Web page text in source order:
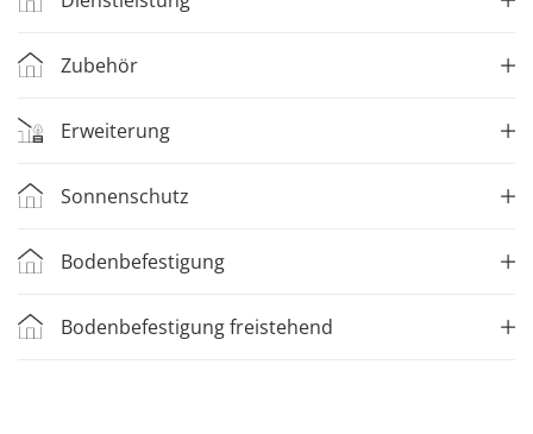
Zubehör
Erweiterung
Sonnenschutz
Bodenbefestigung
Bodenbefestigung freistehend